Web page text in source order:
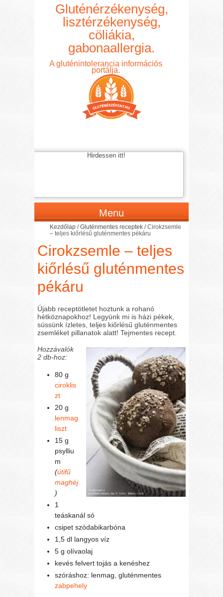
Gluténérzékenység,
lisztérzékenység,
cöliákia,
gabonaallergia.
A gluténintolerancia információs
portálja.
Hirdessen itt!
Menu
Kezdőlap /Gluténmentes receptek /Cirokzsemle
– teljes kiőrlésű gluténmentes pékáru
Cirokzsemle – teljes
kiőrlésű gluténmentes
pékáru
Újabb receptötletet hoztunk a rohanó
hétköznapokhoz! Legyünk mi is házi pékek,
süssünk ízletes, teljes kiőrlésű gluténmentes
zsemléket pillanatok alatt! Tejmentes recept.
Hozzávalók
2 db-hoz:
80 g
ciroklis
zt
20 g
lenmag
liszt
15 g
psylliu
m
(útifű
maghéj
)
1
teáskanál só
csipet szódabikarbóna
1,5 dl langyos víz
5 g olívaolaj
kevés felvert tojás a kenéshez
szóráshoz: lenmag, gluténmentes
zabpehely